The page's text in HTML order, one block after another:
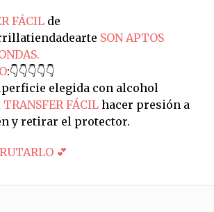
FÁCILde
SON APTOS
:👇👇👇👇👇
elegida con alcohol
TRANSFER FÁCILhacer presión a
y retirar el protector.
💕